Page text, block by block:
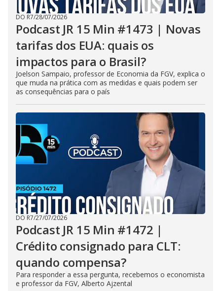
DO R7/28/07/2026
Podcast JR 15 Min #1473 | Novas
tarifas dos EUA: quais os
impactos para o Brasil?
Joelson Sampaio, professor de Economia da FGV, explica o
que muda na prática com as medidas e quais podem ser
as consequências para o país
DO R7/27/07/2026
Podcast JR 15 Min #1472 |
Crédito consignado para CLT:
quando compensa?
Para responder a essa pergunta, recebemos o economista
e professor da FGV, Alberto Ajzental